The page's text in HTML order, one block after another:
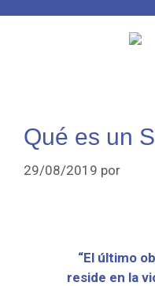
Qué es un
29/08/2019 por
“El último
reside en la